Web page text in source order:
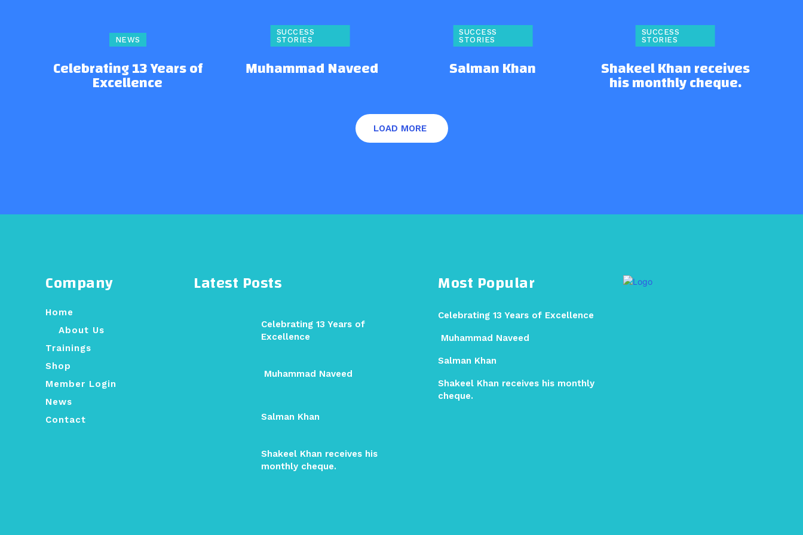
NEWS
Celebrating 13 Years of
Excellence
SUCCESS
STORIES
Muhammad Naveed
SUCCESS
STORIES
Salman Khan
SUCCESS
STORIES
Shakeel Khan receives
his monthly cheque.
LOAD MORE
Company
Home
About Us
Trainings
Shop
Member Login
News
Contact
Latest Posts
Celebrating 13 Years of
Excellence
Muhammad Naveed
Salman Khan
Shakeel Khan receives his
monthly cheque.
Most Popular
Celebrating 13 Years of Excellence
Muhammad Naveed
Salman Khan
Shakeel Khan receives his monthly
cheque.